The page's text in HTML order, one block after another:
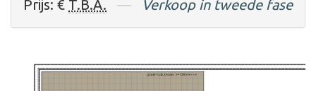
Prijs: € T.B.A. — Verkoop in tweede fase